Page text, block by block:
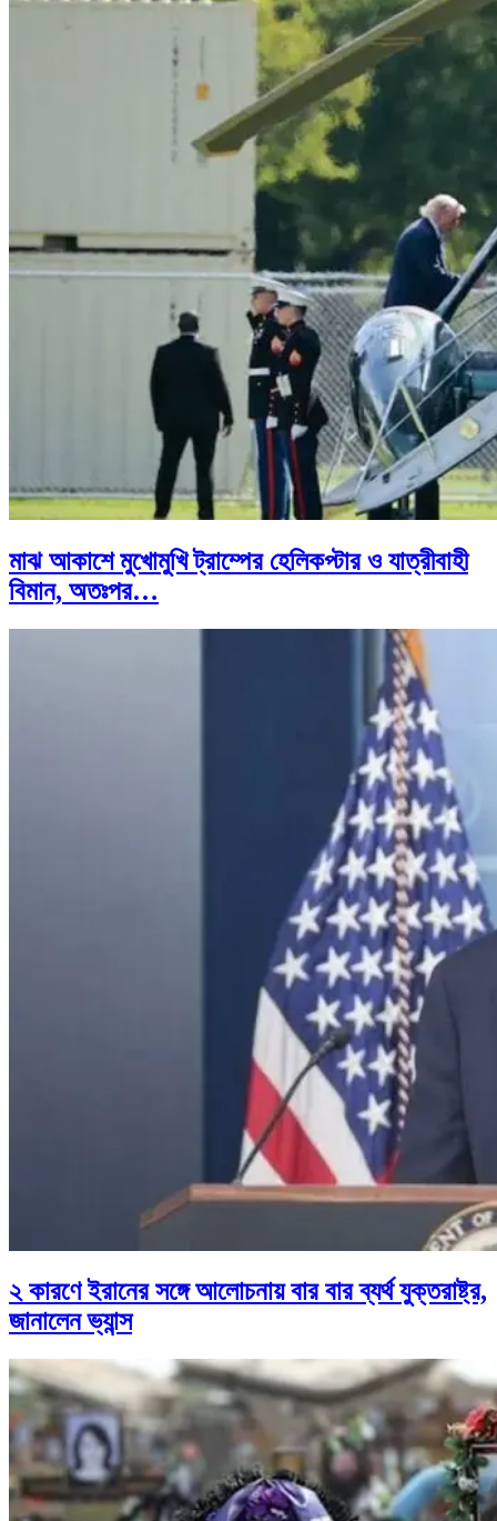
মাঝ আকাশে মুখোমুখি ট্রাম্পের হেলিকপ্টার ও যাত্রীবাহী
বিমান, অতঃপর…
২ কারণে ইরানের সঙ্গে আলোচনায় বার বার ব্যর্থ যুক্তরাষ্ট্র,
জানালেন ভ্যান্স